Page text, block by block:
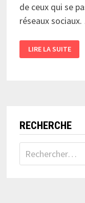
de ceux qui se
réseaux
LIEN
ENTRE
A
PAS!
LIRE LA SUITE
RECHERCHE
Rechercher :